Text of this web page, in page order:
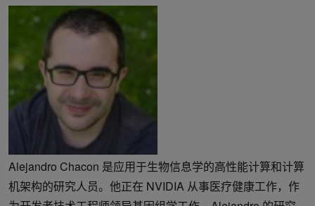
Alejandro Chacon 是应用于生物信息学的高性能计算和计算
机架构的研究人员。他正在 NVIDIA 从事医疗健康工作，作